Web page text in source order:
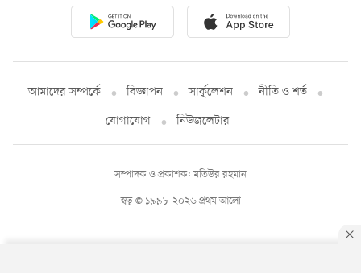
আমাদের সম্পর্কে বিজ্ঞাপন সার্কুলেশন
নীতি ও শর্ত
যোগাযোগ
নিউজলেটার
স্বত্ব © ১৯৯৮-২০২৬ প্রথম আলো
সম্পাদক ও প্রকাশক: মতিউর রহমান